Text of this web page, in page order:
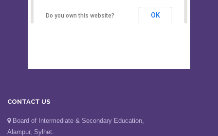
Do you own this website? OK
CONTACT US
Board of Intermediate & Secondary Education,
Alampur, Sylhet.